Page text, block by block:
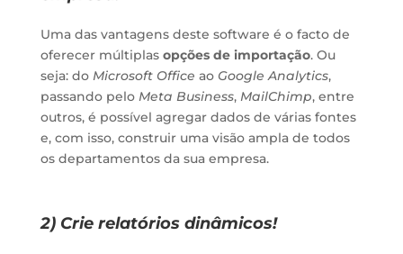
Uma das vantagens deste software é o facto de
oferecer múltiplas opções de importação. Ou
seja: do Microsoft Office ao Google Analytics,
passando pelo Meta Business, MailChimp, entre
outros, é possível agregar dados de várias fontes
e, com isso, construir uma visão ampla de todos
os departamentos da sua empresa.
2) Crie relatórios dinâmicos!